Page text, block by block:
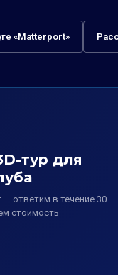
«Matterport»
тур для
— ответим в течение 30
стоимость